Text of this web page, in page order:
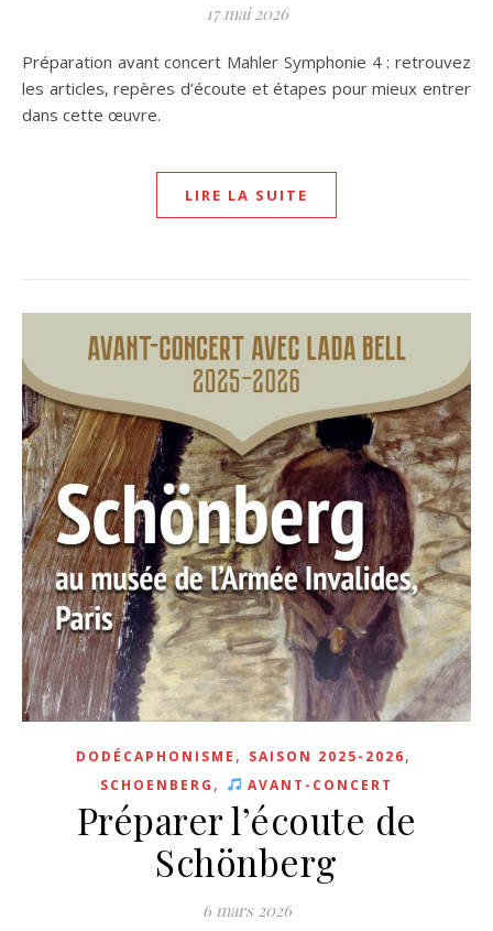
17 mai 2026
Préparation avant concert Mahler Symphonie 4 : retrouvez
les articles, repères d’écoute et étapes pour mieux entrer
dans cette œuvre.
LIRE LA SUITE
DODÉCAPHONISME , SAISON 2025-2026,
SCHOENBERG , AVANT-CONCERT
Préparer l’écoute de
Schönberg
6 mars 2026